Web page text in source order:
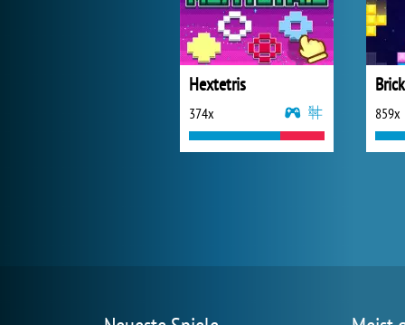
Hextetris
374x 859x